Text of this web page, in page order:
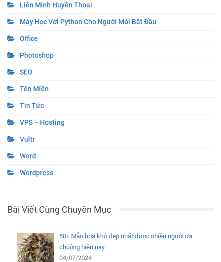
Liên Minh Huyền Thoại
Máy Học Với Python Cho Người Mới Bắt Đầu
Office
Photoshop
SEO
Tên Miền
Tin Tức
VPS – Hosting
Vultr
Word
Wordpress
Bài Viết Cùng Chuyên Mục
50+ Mẫu hoa khô đẹp nhất được nhiều người ưa
chuộng hiện nay
04/07/2024